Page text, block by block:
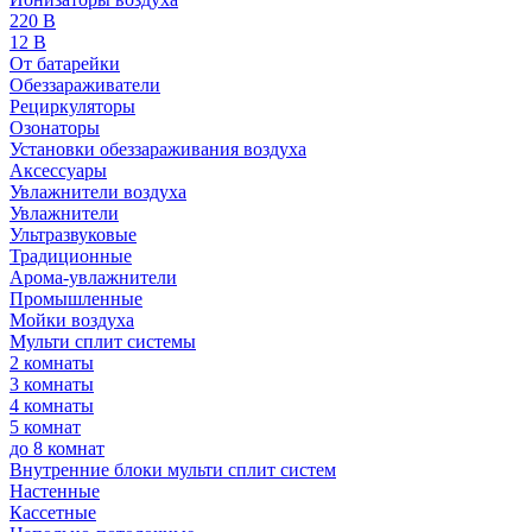
220 В
12 В
От батарейки
Обеззараживатели
Рециркуляторы
Озонаторы
Установки обеззараживания воздуха
Аксессуары
Увлажнители воздуха
Увлажнители
Ультразвуковые
Традиционные
Арома-увлажнители
Промышленные
Мойки воздуха
Мульти сплит системы
2 комнаты
3 комнаты
4 комнаты
5 комнат
до 8 комнат
Внутренние блоки мульти сплит систем
Настенные
Кассетные